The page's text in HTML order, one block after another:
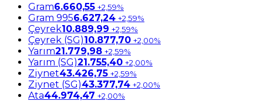
Gram6.660,55 +2,59%
Gram 9956.627,24 +2,59%
Çeyrek10.889,99 +2,59%
Çeyrek (SG)10.877,70 +2,00%
Yarım21.779,98 +2,59%
Yarım (SG)21.755,40 +2,00%
Ziynet43.426,75 +2,59%
Ziynet (SG)43.377,74 +2,00%
Ata44.974,47 +2,00%